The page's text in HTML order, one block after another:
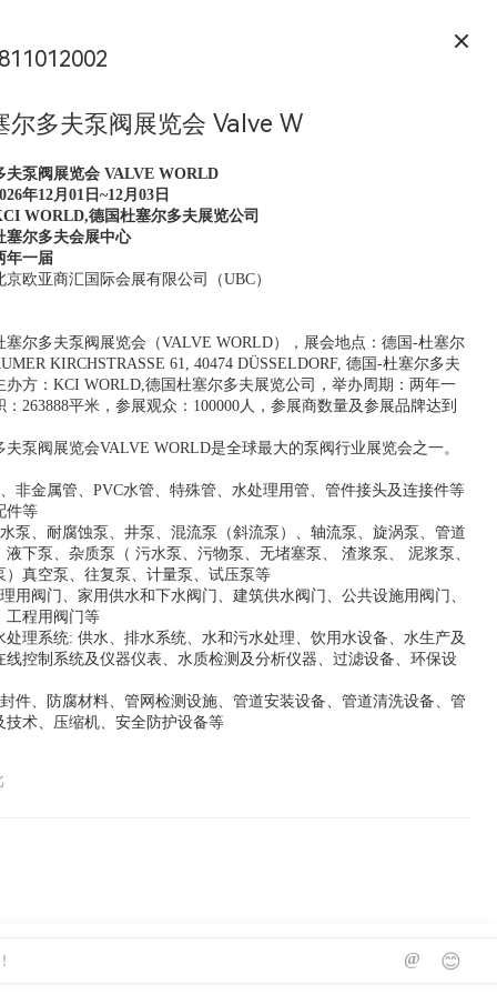
尔多夫泵阀展览会 Valve W
夫泵阀展览会 VALVE WORLD
年12月01日~12月03日
WORLD,德国杜塞尔多夫展览公司
塞尔多夫会展中心
年一届
京欧亚商汇国际会展有限公司（UBC）
塞尔多夫泵阀展览会（VALVE WORLD），展会地点：德国-杜塞尔
KIRCHSTRASSE 61, 40474 DÜSSELDORF, 德国-杜塞尔多夫会
方：KCI WORLD,德国杜塞尔多夫展览公司，举办周期：两年一届
263888平米，参展观众：100000人，参展商数量及参展品牌达到1
夫泵阀展览会VALVE WORLD是全球最大的泵阀行业展览会之一。
非金属管、PVC水管、特殊管、水处理用管、管件接头及连接件等
件等
泵、耐腐蚀泵、井泵、混流泵（斜流泵）、轴流泵、旋涡泵、管道
液下泵、杂质泵（ 污水泵、污物泵、无堵塞泵、 渣浆泵、 泥浆泵、
）真空泵、往复泵、计量泵、试压泵等
用阀门、家用供水和下水阀门、建筑供水阀门、公共设施用阀门、
工程用阀门等
处理系统: 供水、排水系统、水和污水处理、饮用水设备、水生产及
线控制系统及仪器仪表、水质检测及分析仪器、过滤设备、环保设
件、防腐材料、管网检测设施、管道安装设备、管道清洗设备、管
技术、压缩机、安全防护设备等
@ 😊